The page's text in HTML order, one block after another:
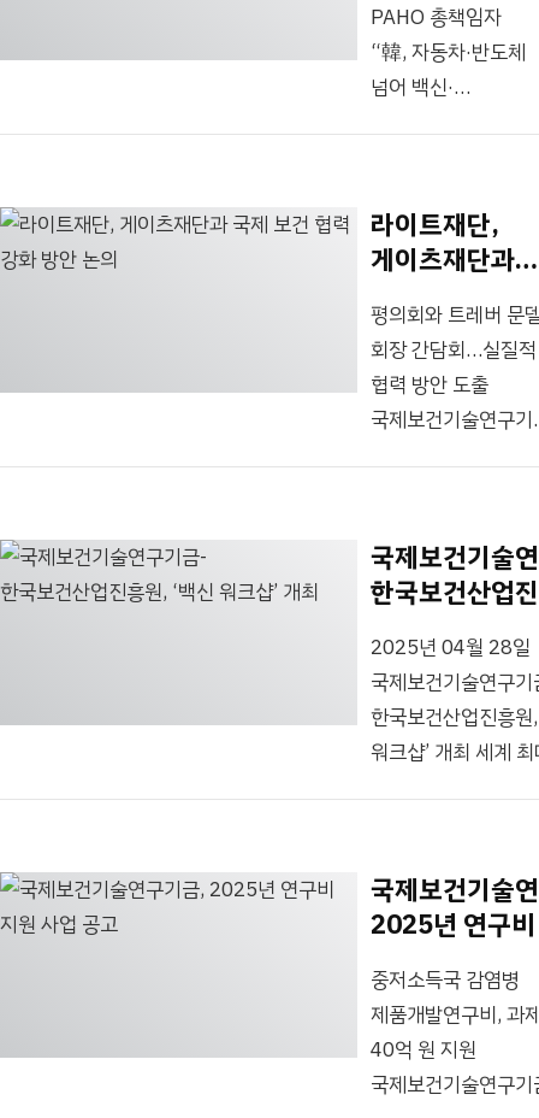
2025 세계바이오서
부대행사로...
필수”라이트재단
“R&D에 계속 투자”
국제보건기술연구
(라이트재단)이 개
PAHO, CEPI와
함께하는 국제보건을
위한 진단 R&D의
기회’에서 폴
크리스티안센
감염병혁신연합
국제진단총괄이
진단분야에서도
글로벌 리더”
PAHO 총책임자
“韓, 자동차·반도체
넘어 백신·
달라진 지금, 한국의
R&D 투자와 기술
이전은 공중보건에
큰 영향을 준다 언급
라이트재단의
워크숍을 통해 국내
진단기업 실무자들과
네트워킹 크리스토퍼
(PAHO) 전략기금
총책임자가 서울
중구 신라호텔에서
헤럴드경제와
인터뷰하고 있다.
크리스토퍼 림
범미보건기구
대표이사가
헤럴드경제와...
라이트재단,
게이츠재단과
국제 보건 협력
강화 방안 논의
평의회와 트레버 문
회장 간담회…실질적
협력 방안 도출
국제보건기술연구기
Global Health
Technology
‘라이트재단’)은 8월
20일 서울에서 재단
평의회 회원사인 국
주요 제약 바이오 기
대표, 게이츠재단
문델 회장과
게이츠재단의 국제
보건 투자 방향과 국
바이오 업계의 백신,
치료제, 진단기기 등
개발 진행 상황을
논의했다. 이번
국제보건기술
한국보건산업
2025년 04월 28일
국제보건기술연구
한국보건산업진흥원
워크샵’ 개최 세계
24일까지 미국 워싱
열린 가운데
한국보건산업진흥
‘한국 백신 워크샵’을
개최했습니다.
국제보건기술연구
국제보건기술
2025년 연구
중저소득국 감염병
제품개발연구비, 과
40억 원 지원
국제보건기술연구